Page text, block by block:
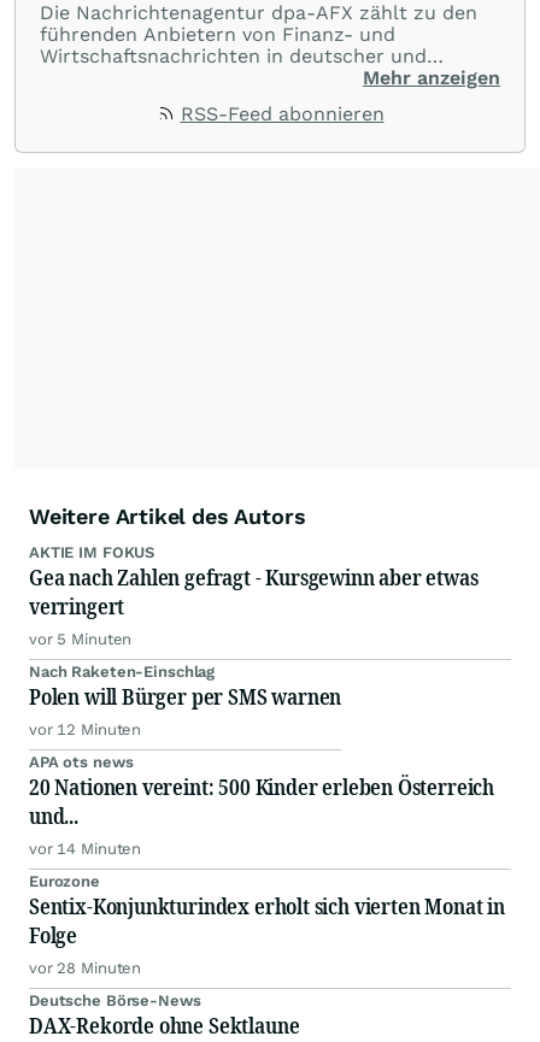
Die Nachrichtenagentur dpa-AFX zählt zu den
führenden Anbietern von Finanz- und
Wirtschaftsnachrichten in deutscher und
englischer Sprache. Gestützt auf ein
dpa-AFX unabhängig, zuverlässig und schnell
Mehr anzeigen
RSS-Feed abonnieren
Weitere Artikel des Autors
AKTIE IM FOKUS
Gea nach Zahlen gefragt - Kursgewinn aber etwas
verringert
vor 5 Minuten
Nach Raketen-Einschlag
Polen will Bürger per SMS warnen
vor 12 Minuten
APA ots news
20 Nationen vereint: 500 Kinder erleben Österreich
und...
vor 14 Minuten
Eurozone
Sentix-Konjunkturindex erholt sich vierten Monat in
Folge
vor 28 Minuten
Deutsche Börse-News
DAX-Rekorde ohne Sektlaune